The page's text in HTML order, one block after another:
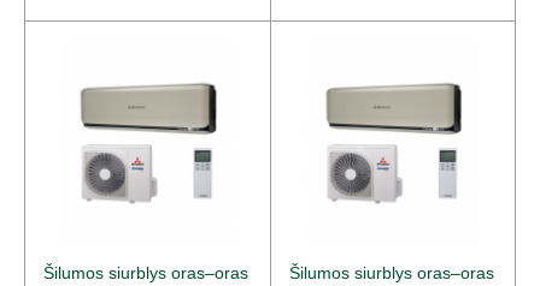
Šilumos siurblys oras–oras
Šilumos siurblys oras–oras